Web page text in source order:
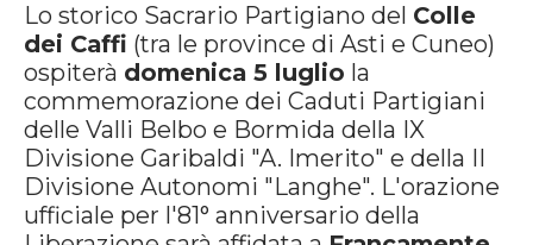
Lo storico Sacrario Partigiano del Colle
dei Caffi (tra le province di Asti e Cuneo)
ospiterà domenica 5 luglio la
commemorazione dei Caduti Partigiani
delle Valli Belbo e Bormida della IX
Divisione Garibaldi "A. Imerito" e della II
Divisione Autonomi "Langhe". L'orazione
ufficiale per l'81° anniversario della